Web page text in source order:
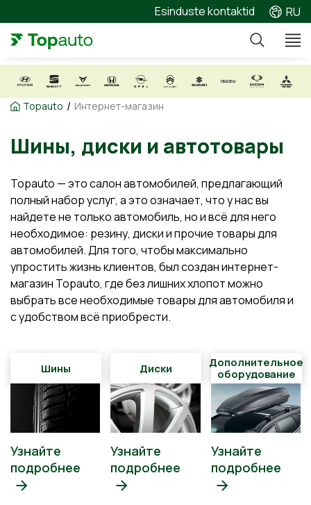
Esinduste kontaktid RU
Topauto / Интернет-магазин
Шины, диски и
Topauto — это салон автомобилей, предлагающий
полный набор услуг, а это означает, что у нас вы
найдете не только автомобиль, но и всё для него
необходимое: резину, диски и прочие товары для
автомобилей. Для того, чтобы максимально
упростить жизнь клиентов, был создан интернет-
магазин Topauto, где без лишних хлопот можно
выбрать все необходимые товары для автомобиля и
с удобством всё приобрести.
Шины
Узнайте
подробнее
Диски
Узнайте
подробнее
Дополнительное
оборудование
Узнайте
подробнее